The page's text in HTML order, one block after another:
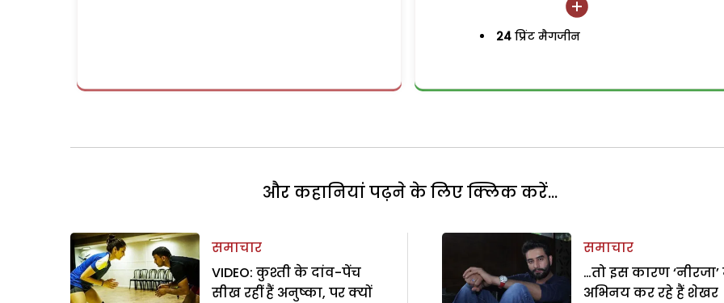
24 प्रिंट मैगजीन
और कहानियां पढ़ने के लिए क्लिक करें...
समाचार
VIDEO: कुश्ती के दांव-पेंच
सीख रहीं हैं अनुष्का, पर क्यों
समाचार
…तो इस कारण
अभिनय कर रहे हैं शेखर